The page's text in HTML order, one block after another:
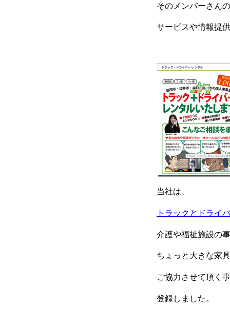
そのメンバーさん
サービスや情報提
当社は、
トラックとドライ
介護や福祉施設の
ちょっと大きな家
ご協力させて頂く
登録しました。